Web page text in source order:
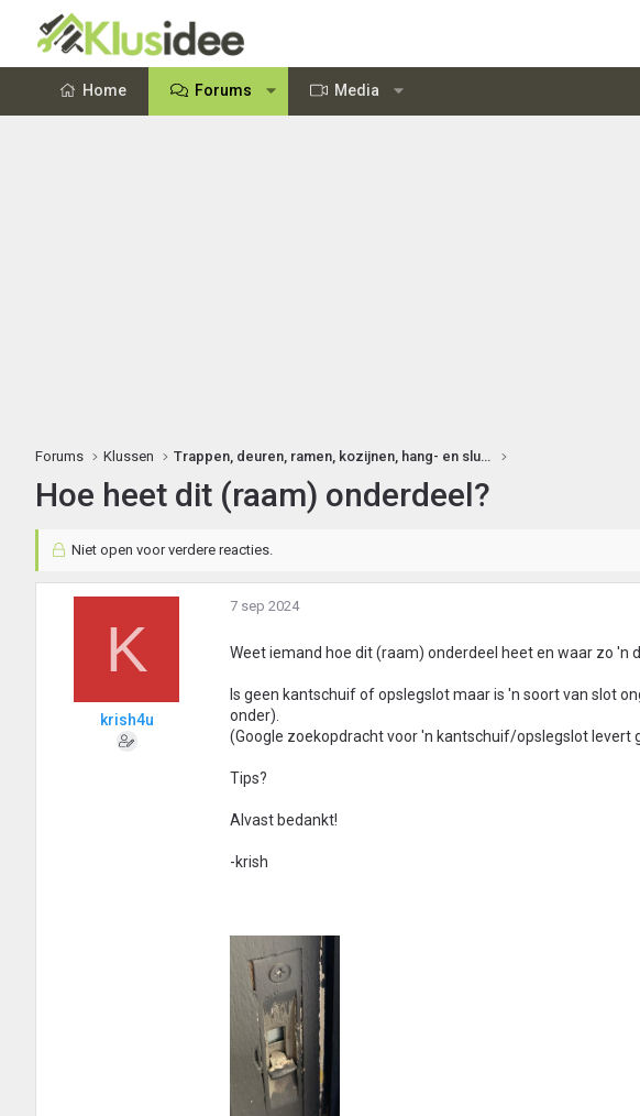
Home Forums Media
Forums Klussen Trappen, deuren, ramen, kozijnen, hang- en sluitwerk
Hoe heet dit (raam) onderdeel?
Niet open voor verdere reacties.
K
krish4u
7 sep 2024
Weet iemand hoe dit (raam) onderdeel heet en waar zo 'n
Is geen kantschuif of opslegslot maar is 'n soort van slot
onder).
(Google zoekopdracht voor 'n kantschuif/opslegslot levert
Tips?
Alvast bedankt!
-krish